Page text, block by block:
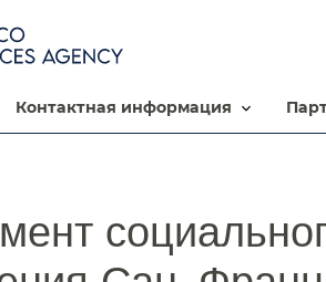
контактная информация​​